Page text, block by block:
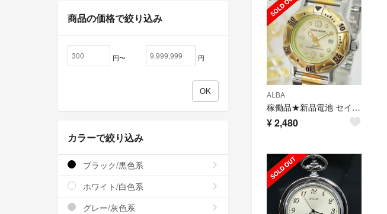
ALBA
稼働品★新品電池 セイコー アルバ アクアギア レディース デイト ゴールド
¥2,480
商品の価格で絞り込み
円〜 円
カラーで絞り込み
ブラック/黒色系
ホワイト/白色系
グレー/灰色系